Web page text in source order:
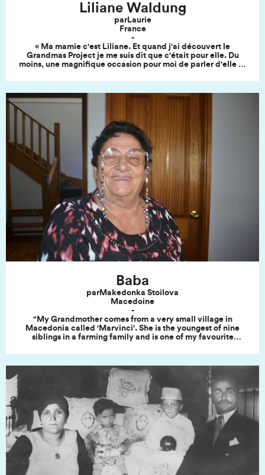
Liliane Waldung
parLaurie
France
-
« Ma mamie c'est Liliane. Et quand j'ai découvert le
Grandmas Project je me suis dit que c'était pour elle. Du
moins, une magnifique occasion pour moi de parler d'elle et
cuisine. Ensuite il a fallu choisir la recette et ce fut un choix
spätzles, des boulettes, des patates rôties (encore inimitées
à ce jour), des bûches, des tartes et j'en oublie tellement ! Et
puis mon choix s'est porté sur les spritzs. Mais qu'est-ce que
c'est que cette drôle de bête ? Eh bien un biscuit tout
simplement ! Alors pourquoi ce choix ? Même elle a été
surprise quand je lui en ai parlé. Ma réponse est simple: ils
sont délicieux ! Tantôt coco, tantôt amande et ils sont aussi
extrêmement rares car elle ne les fait qu'une fois par an, à
Noël. Cela leur donne encore plus de valeur. C'est enfin
parce qu'elle n'est pas toute seule à les faire. En effet c'est
mon papi, Emile qui l'aidait en tournant la manivelle de la
machine, en mettant de l'huile de coude comme on dit ! Et
puis papi nous a quitté, alors à Noël dernier, c'est mon papa
qui l'a aidée. C'est dire s'ils ont une histoire pour moi, et une
belle histoire, je les trouvais donc parfaits pour me
permettre de parler d'elle, de tous les deux d'ailleurs, de
plaisir, de bonheur et d'instants partagés et leur dire à quel
point je les aime et les remercie. »
Baba
parMakedonka Stoilova
Macedoine
-
"My Grandmother comes from a very small village in
Macedonia called 'Marvinci'. She is the youngest of nine
siblings in a farming family and is one of my favourite
her and favourite older brother, Borris, would get up to
pockets with dry meat and run out into the fields to eat it
because as the youngest, they only got pigs fat on bread
and potato stews. She made me laugh all the time, after her
stories she always has a chuckle as if she is absorbing
everything that's happened to her and turning it into a
positive. My Grandmother was always cooking something
when I was a kid. Always trying to feed me- I was always
too skinny to her- typical ethnic Grandma. Whilst my
parents were at work, I'd be at my Grandparents house
gardening with them, playing cards and then in the kitchen
picking at the vegetables Baba would be slicing for the
meal. One of my favourite meals to date is 'Sarma'. It's a